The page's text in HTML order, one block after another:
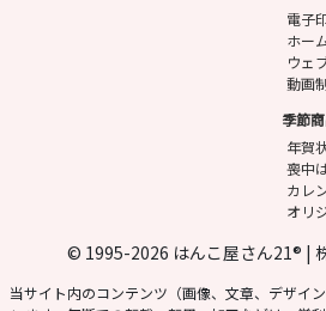
電子
ホー
ウェ
動画
季節
年賀
喪中
カレ
オリ
© 1995-2026 はんこ屋さん21® |
当サイト内のコンテンツ（画像、文章、デザイ